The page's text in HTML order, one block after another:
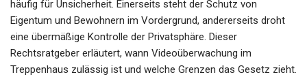
häufig für Unsicherheit. Einerseits steht der Schutz von
Eigentum und Bewohnern im Vordergrund, andererseits droht
eine übermäßige Kontrolle der Privatsphäre. Dieser
Rechtsratgeber erläutert, wann Videoüberwachung im
Treppenhaus zulässig ist und welche Grenzen das Gesetz zieht.